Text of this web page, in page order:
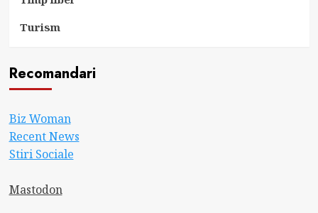
Turism
Recomandari
Biz Woman
Recent News
Stiri Sociale
Mastodon